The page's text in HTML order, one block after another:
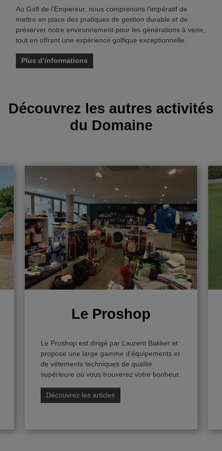
Devenir membre
Au Golf de l’Empereur, nous comprenons l’impératif de
mettre en place des pratiques de gestion durable et de
préserver notre environnement pour les générations à venir,
tout en offrant une expérience golfique exceptionnelle.
Plus d’informations
Découvrez les autres activités
du Domaine
Le Proshop
Le Proshop est dirigé par Laurent Bakker et
propose une large gamme d’équipements et
de vêtements techniques de qualité
supérieure où vous trouverez votre bonheur.
Découvrez les articles